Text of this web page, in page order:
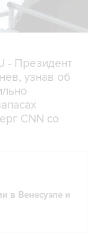
- Президент
узнав об
CNN со
в Венесуэле и